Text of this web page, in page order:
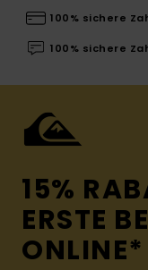
100% sichere
100% sichere
15%
ERSTE
ONLINE*